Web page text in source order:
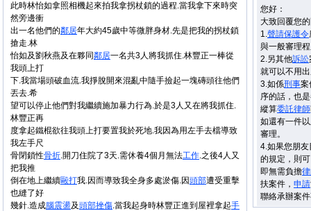
此時林怡如拿照相機起來拍我拿拐杖鎖的過程.當我拿下來時突
然旁邊衝
出一名他們的鄰居年大約45歲中等微胖身材.先是把我的拐杖鎖
搶走.林
怡如及劉秋燕及在夥同鄰居一名共3人將我抓住.林豐正一棒從
我頭上打
下.我當場頭破血流.我掙脫開來混亂中隨手撿起一塊磚頭往他們
丟去.希
望可以停止他們對我繼續施加暴力行為.於是3人又在將我抓住.
林豐正再
度拿起鐵棍欲往我頭上打要置我於死地.我因為用左手去檔導致
我左手尺
骨閉鎖性骨折.開刀住院了3天.需休養4個月無法工作.之後4人又
把我推
倒在地上繼續毆打我.因而導致我全身多處淤傷.因頭部遭受重擊
也縫了好
幾針.造成腦震盪及頭部挫傷.當我起身時林豐正進到屋裡拿起手
您好：
大致回覆您
1.聲請保護令
與一般審理
2.另其他訴訟
就可以不用
3.如係刑事案
序的話，也
縱算委託律師
如還有一件
審理。
4.如果您朋
的規定，則
即無需負擔
扶案件， 申請
聯絡承辦案